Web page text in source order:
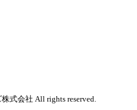
式会社 All rights reserved.